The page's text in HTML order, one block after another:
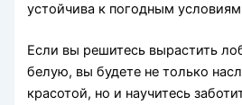
устойчива к погодным
Если вы решитесь вырастить
белую, вы будете не только
красотой, но и научитесь